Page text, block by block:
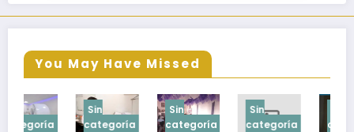
You May Have Missed
Sin
categoría
Sin
categoría
Sin
categoría
categoría